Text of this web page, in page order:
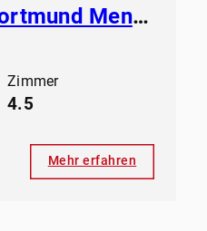
Erstbezug in Dortmund Mengede - Modernes Wohnen ab sofort
Zimmer
4.5
Mehr erfahren